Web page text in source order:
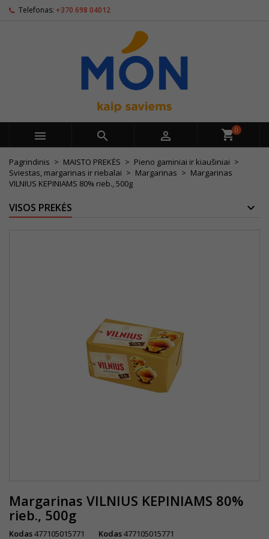
Telefonas: +370 698 04012
   0
Pagrindinis MAISTO PREKĖS
Pieno gaminiai ir kiaušiniai
Sviestas, margarinas ir riebalai
Margarinas
Margarinas
VILNIUS KEPINIAMS 80% rieb., 500g
VISOS PREKĖS
Margarinas VILNIUS KEPINIAMS 80%
rieb., 500g
Kodas477105015771 Kodas477105015771